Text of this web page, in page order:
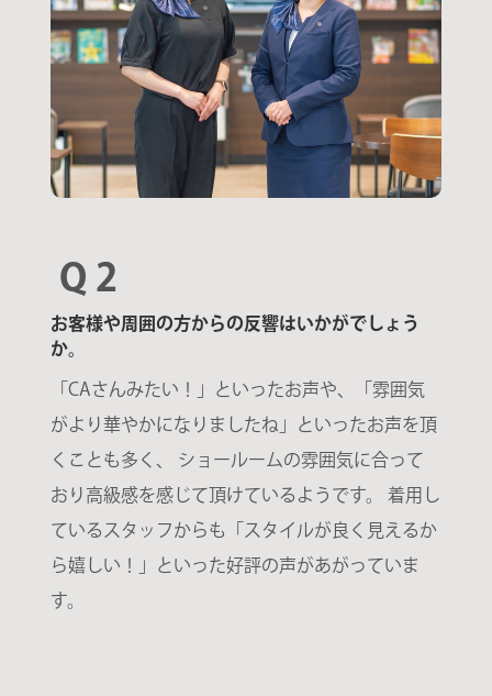
Q 2
お客様や周囲の方からの反響はいかがでしょう
か。
「CAさんみたい！」といったお声や、「雰囲気
がより華やかになりましたね」といったお声を頂
くことも多く、 ショールームの雰囲気に合って
おり高級感を感じて頂けているようです。 着用し
ているスタッフからも「スタイルが良く見えるか
ら嬉しい！」といった好評の声があがっていま
す。